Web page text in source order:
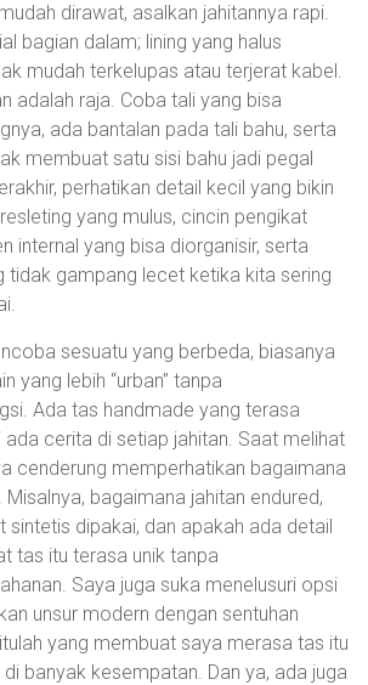
dirawat, asalkan jahitannya rapi.
bagian dalam; lining yang halus
mudah terkelupas atau terjerat kabel.
adalah raja. Coba tali yang bisa
ada bantalan pada tali bahu, serta
membuat satu sisi bahu jadi pegal
perhatikan detail kecil yang bikin
yang mulus, cincin pengikat
internal yang bisa diorganisir, serta
tidak gampang lecet ketika kita sering
sesuatu yang berbeda, biasanya
yang lebih “urban” tanpa
Ada tas handmade yang terasa
cerita di setiap jahitan. Saat melihat
cenderung memperhatikan bagaimana
bagaimana jahitan endured,
sintetis dipakai, dan apakah ada detail
tas itu terasa unik tanpa
Saya juga suka menelusuri opsi
unsur modern dengan sentuhan
yang membuat saya merasa tas itu
banyak kesempatan. Dan ya, ada juga